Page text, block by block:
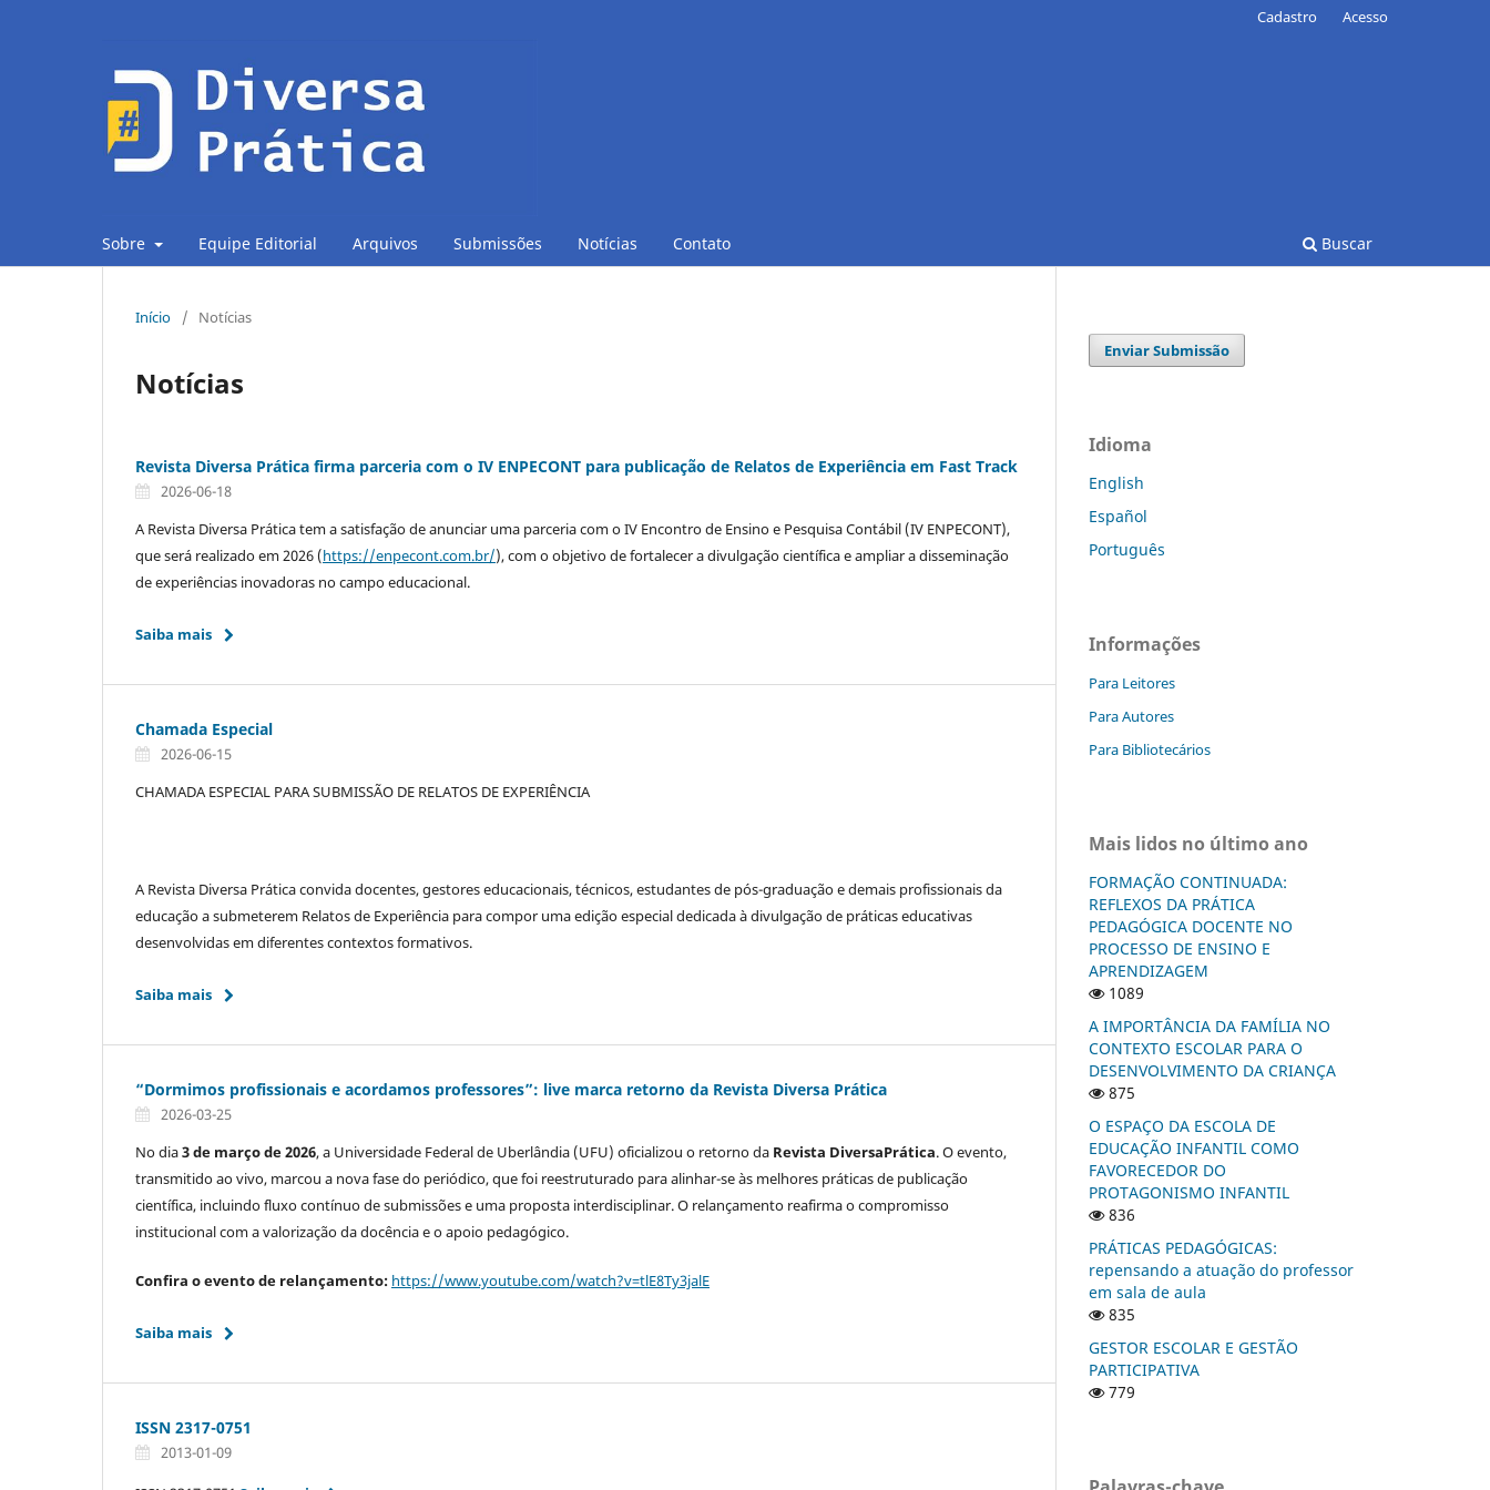
Sobre Equipe Editorial Arquivos Submissões Notícias Contato Buscar
Cadastro Acesso
Início / Notícias
Notícias
Revista Diversa Prática firma parceria com o IV ENPECONT para publicação de Relatos de Experiência em Fast Track
2026-06-18
A Revista Diversa Prática tem a satisfação de anunciar uma parceria com o IV Encontro de Ensino e Pesquisa Contábil (IV ENPECONT),
que será realizado em 2026 (https://enpecont.com.br/), com o objetivo de fortalecer a divulgação científica e ampliar a disseminação
de experiências inovadoras no campo educacional.
Saiba mais
Chamada Especial
2026-06-15
CHAMADA ESPECIAL PARA SUBMISSÃO DE RELATOS DE EXPERIÊNCIA
A Revista Diversa Prática convida docentes, gestores educacionais, técnicos, estudantes de pós-graduação e demais profissionais da
educação a submeterem Relatos de Experiência para compor uma edição especial dedicada à divulgação de práticas educativas
desenvolvidas em diferentes contextos formativos.
Saiba mais
“Dormimos profissionais e acordamos professores”: live marca retorno da Revista Diversa Prática
2026-03-25
No dia3 de março de 2026, a Universidade Federal de Uberlândia (UFU) oficializou o retorno da Revista DiversaPrática. O evento,
transmitido ao vivo, marcou a nova fase do periódico, que foi reestruturado para alinhar-se às melhores práticas de publicação
científica, incluindo fluxo contínuo de submissões e uma proposta interdisciplinar. O relançamento reafirma o compromisso
institucional com a valorização da docência e o apoio pedagógico.
Confira o evento de relançamento: https://www.youtube.com/watch?v=tlE8Ty3jalE
Saiba mais
ISSN 2317-0751
2013-01-09
Enviar Submissão
Idioma
English
Español
Português
Informações
Para Leitores
Para Autores
Para Bibliotecários
Mais lidos no último ano
FORMAÇÃO CONTINUADA:
REFLEXOS DA PRÁTICA
PEDAGÓGICA DOCENTE NO
PROCESSO DE ENSINO E
APRENDIZAGEM
1089
A IMPORTÂNCIA DA FAMÍLIA NO
CONTEXTO ESCOLAR PARA O
DESENVOLVIMENTO DA CRIANÇA
875
O ESPAÇO DA ESCOLA DE
EDUCAÇÃO INFANTIL COMO
FAVORECEDOR DO
PROTAGONISMO INFANTIL
836
PRÁTICAS PEDAGÓGICAS:
repensando a atuação do professor
em sala de aula
835
GESTOR ESCOLAR E GESTÃO
PARTICIPATIVA
779